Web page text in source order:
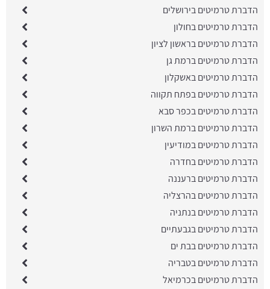
הדברת טרמיטים בירושלים
הדברת טרמיטים בחולון
הדברת טרמיטים בראשון לציון
הדברת טרמיטים ברמת גן
הדברת טרמיטים באשקלון
הדברת טרמיטים בפתח תקווה
הדברת טרמיטים בכפר סבא
הדברת טרמיטים ברמת השרון
הדברת טרמיטים במודיעין
הדברת טרמיטים בחדרה
הדברת טרמיטים ברעננה
הדברת טרמיטים בהרצליה
הדברת טרמיטים בנתניה
הדברת טרמיטים בגבעתיים
הדברת טרמיטים בבת ים
הדברת טרמיטים בטבריה
הדברת טרמיטים בכרמיאל